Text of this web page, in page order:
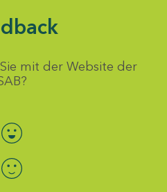
mit der Website der
Bewertung auswählen